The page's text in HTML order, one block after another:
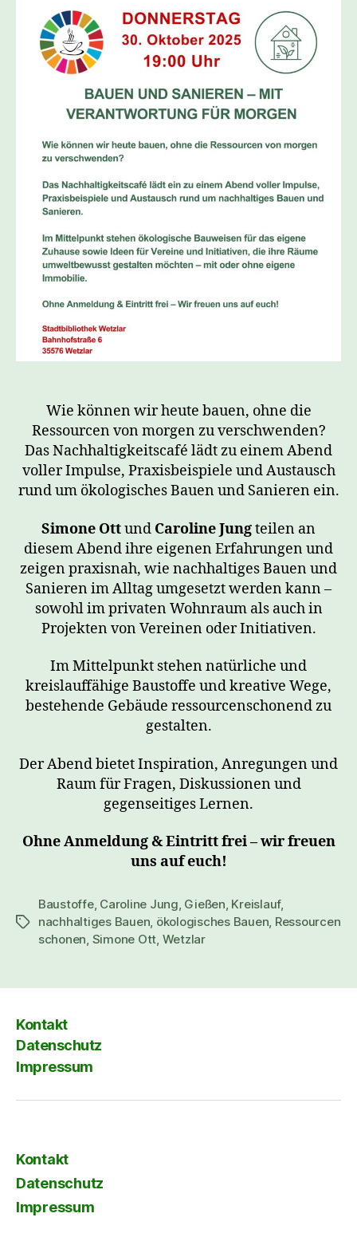
Verantwortung
für
morgen“
Wie können wir heute bauen, ohne die
Ressourcen von morgen zu verschwenden?
Das Nachhaltigkeitscafé lädt zu einem Abend
voller Impulse, Praxisbeispiele und Austausch
rund um ökologisches Bauen und Sanieren ein.
Simone Ottund Caroline Jungteilen an
diesem Abend ihre eigenen Erfahrungen und
zeigen praxisnah, wie nachhaltiges Bauen und
Sanieren im Alltag umgesetzt werden kann –
sowohl im privaten Wohnraum als auch in
Projekten von Vereinen oder Initiativen.
Im Mittelpunkt stehen natürliche und
kreislauffähige Baustoffe und kreative Wege,
bestehende Gebäude ressourcenschonend zu
gestalten.
Der Abend bietet Inspiration, Anregungen und
Raum für Fragen, Diskussionen und
gegenseitiges Lernen.
Ohne Anmeldung & Eintritt frei – wir freuen
uns auf euch!
Schlagwörter
Baustoffe, Caroline Jung, Gießen, Kreislauf,
nachhaltiges Bauen, ökologisches Bauen, Ressourcen
schonen, Simone Ott, Wetzlar
Kontakt
Datenschutz
Impressum
Kontakt
Datenschutz
Impressum